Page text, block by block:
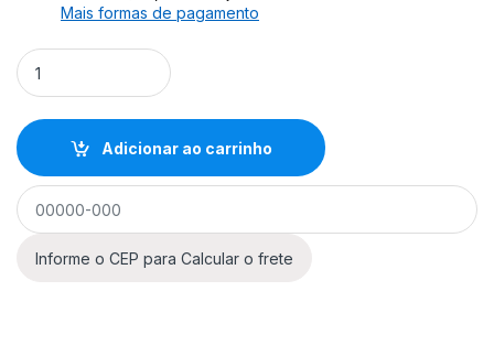
Mais formas de pagamento
Exercitador Com Tensão Ajustável D’Addario Varigrip PW-
Adicionar ao carrinho